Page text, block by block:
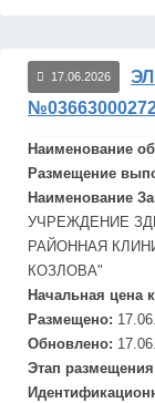
17.06.2026
Наименование
Размещение
Наименование
УЧРЕЖДЕНИЕ
РАЙОННАЯ
КОЗЛОВА"
Начальная цена
Размещено:
Обновлено:
Этап